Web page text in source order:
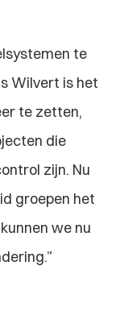
te
Wilvert is het
te zetten,
die
zijn. Nu
groepen het
we nu